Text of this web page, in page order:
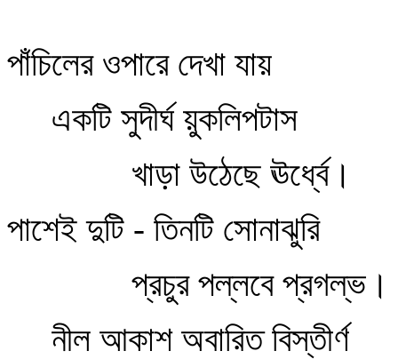
পাঁচিলের ওপারে দেখা যায়
একটি সুদীর্ঘ য়ুকলিপটাস
খাড়া উঠেছে ঊর্ধ্বে।
পাশেই দুটি - তিনটি সোনাঝুরি
প্রচুর পল্লবে প্রগল্‌ভ।
নীল আকাশ অবারিত বিস্তীর্ণ